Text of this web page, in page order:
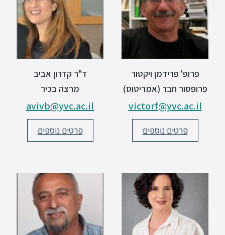
פרופ' פרידמן ויקטור
פרופסור חבר (אמריטוס)
victorf@yvc.ac.il
פרטים נוספים
ד"ר קדרון אביב
מרצה בכיר
avivb@yvc.ac.il
פרטים נוספים